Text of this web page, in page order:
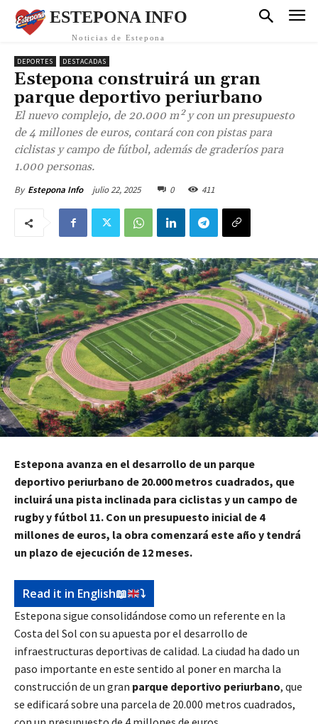
ESTEPONA INFO
Noticias de Estepona
DEPORTES DESTACADAS
Estepona construirá un gran
parque deportivo periurbano
El nuevo complejo, de 20.000 m² y con un presupuesto
de 4 millones de euros, contará con con pistas para
ciclistas y campo de fútbol, además de graderíos para
1.000 personas.
By Estepona Info julio 22, 2025 0 411
Estepona avanza en el desarrollo de un parque
deportivo periurbano de 20.000 metros cuadrados, que
incluirá una pista inclinada para ciclistas y un campo de
rugby y fútbol 11. Con un presupuesto inicial de 4
millones de euros, la obra comenzará este año y tendrá
un plazo de ejecución de 12 meses.
Read it in English📖 ⤵️
Estepona sigue consolidándose como un referente en la
Costa del Sol con su apuesta por el desarrollo de
infraestructuras deportivas de calidad. La ciudad ha dado un
paso importante en este sentido al poner en marcha la
construcción de un gran parque deportivo periurbano, que
se edificará sobre una parcela de 20.000 metros cuadrados,